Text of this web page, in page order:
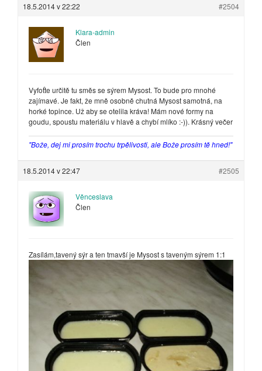
18.5.2014 v 22:22 #2504
Klara-admin
Člen
Vyfoťte určitě tu směs se sýrem Mysost. To bude pro mnohé
zajímavé. Je fakt, že mně osobně chutná Mysost samotná, na
horké topince. Už aby se otelila kráva! Mám nové formy na
goudu, spoustu materiálu v hlavě a chybí mlíko :-)). Krásný večer
"Bože, dej mi prosím trochu trpělivosti, ale Bože prosím tě hned!"
18.5.2014 v 22:47 #2505
Věnceslava
Člen
Zasílám,tavený sýr a ten tmavší je Mysost s taveným sýrem 1:1